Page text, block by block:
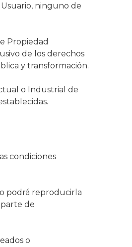
ninguno de
Propiedad
de los derechos
y transformación.
o Industrial de
condiciones
podrá reproducirla
de
o